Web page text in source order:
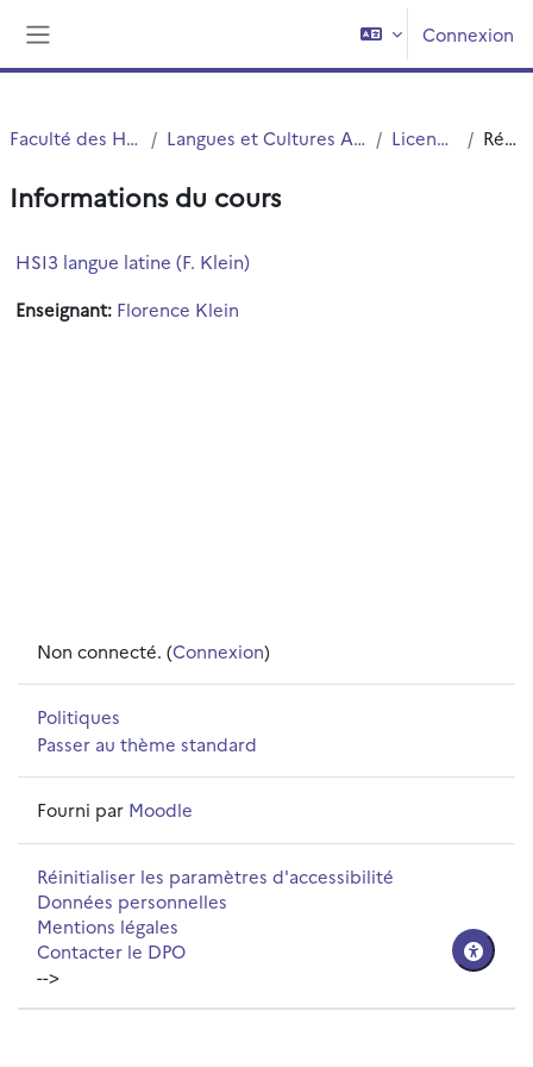
Connexion
Faculté des Humanités Langues et Cultures Antiques (LCA) Licence LCA Résumé
Informations du cours
HSI3 langue latine (F. Klein)
Enseignant: Florence Klein
Non connecté. (Connexion)
Politiques
Passer au thème standard
Fourni par Moodle
Réinitialiser les paramètres d'accessibilité
Données personnelles
Mentions légales
Contacter le DPO
-->